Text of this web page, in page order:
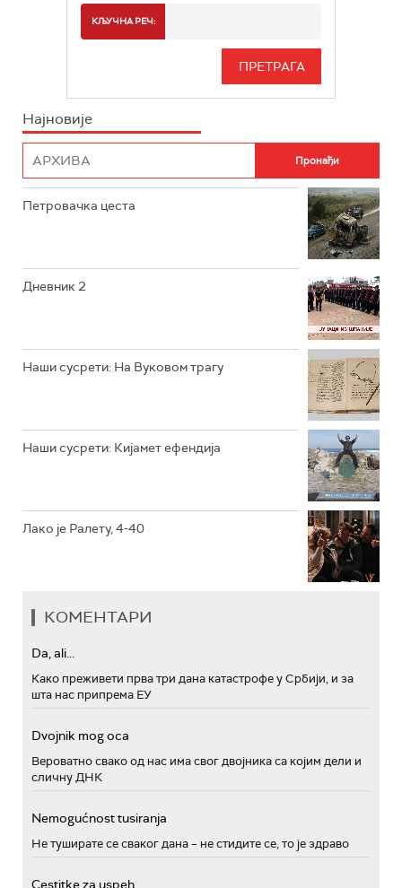
РТС 3
ИНФО
КЉУЧНА РЕЧ:
Најновије
Петровачка цеста
Дневник 2
Наши сусрети: На Вуковом трагу
Наши сусрети: Кијамет ефендија
Лако је Ралету, 4-40
КОМЕНТАРИ
Da, ali...
Како преживети прва три дана катастрофе у Србији, и за
шта нас припрема ЕУ
Dvojnik mog oca
Вероватно свако од нас има свог двојника са којим дели и
сличну ДНК
Nemogućnost tusiranja
Не туширате се сваког дана – не стидите се, то је здраво
Cestitke za uspeh